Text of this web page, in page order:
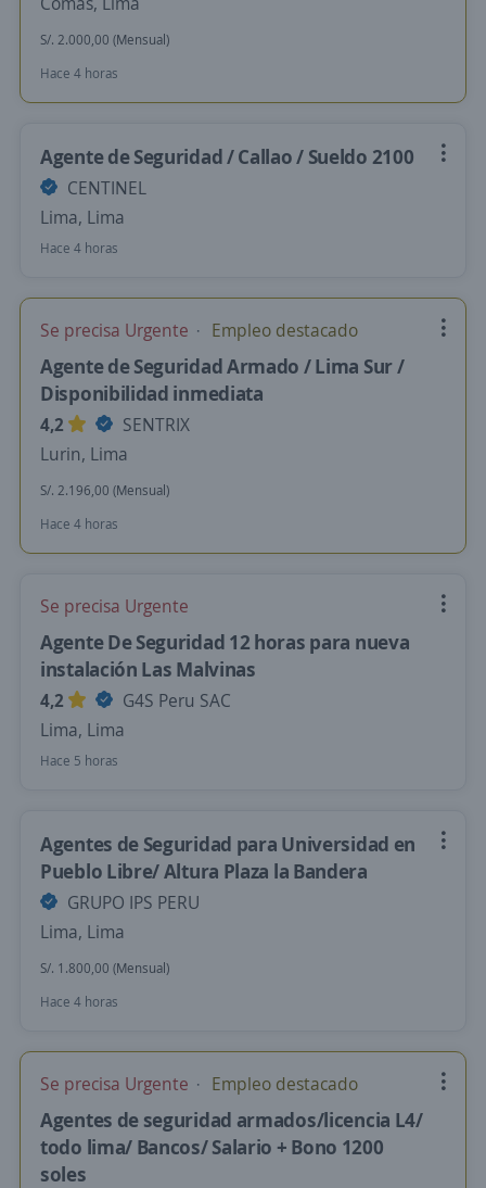
S/. 2.000,00 (Mensual)
Hace 4 horas
Agente de Seguridad / Callao / Sueldo 2100
CENTINEL
Lima, Lima
Hace 4 horas
Se precisa Urgente Empleo destacado
Agente de Seguridad Armado / Lima Sur /
Disponibilidad inmediata
4,2
SENTRIX
Lurin, Lima
S/. 2.196,00 (Mensual)
Hace 4 horas
Se precisa Urgente
Agente De Seguridad 12 horas para nueva
instalación Las Malvinas
4,2
G4S Peru SAC
Lima, Lima
Hace 5 horas
Agentes de Seguridad para Universidad en
Pueblo Libre/ Altura Plaza la Bandera
GRUPO IPS PERU
Lima, Lima
S/. 1.800,00 (Mensual)
Hace 4 horas
Se precisa Urgente Empleo destacado
Agentes de seguridad armados/licencia L4/
todo lima/ Bancos/ Salario + Bono 1200
soles